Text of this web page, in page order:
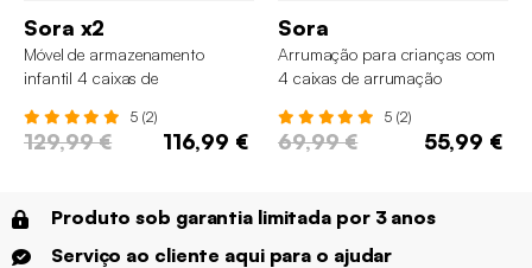
Sora x2
Móvel de armazenamento
infantil 4 caixas de
5 (2)
129,99 € 116,99 €
Sora
Arrumação para crianças com
4 caixas de arrumação
5 (2)
69,99 € 55,99 €
Produto sob garantia limitada por 3 anos
Serviço ao cliente aqui para o ajudar